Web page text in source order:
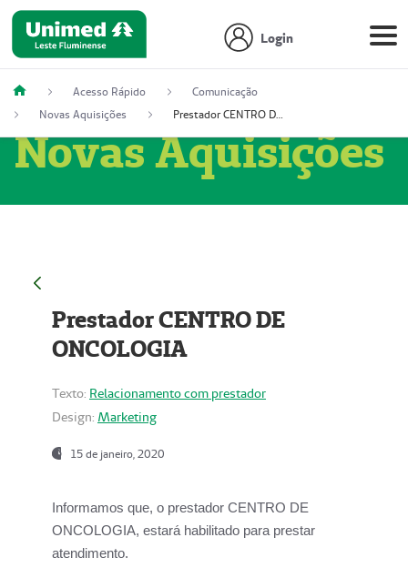
Login
Acesso Rápido
Comunicação
Novas Aquisições
Prestador CENTRO DE ONCOLOGIA
Novas Aquisições
Prestador CENTRO DE
ONCOLOGIA
Texto: Relacionamento com prestador
Design: Marketing
15 de janeiro, 2020
Informamos que, o prestador CENTRO DE
ONCOLOGIA, estará habilitado para prestar
atendimento.